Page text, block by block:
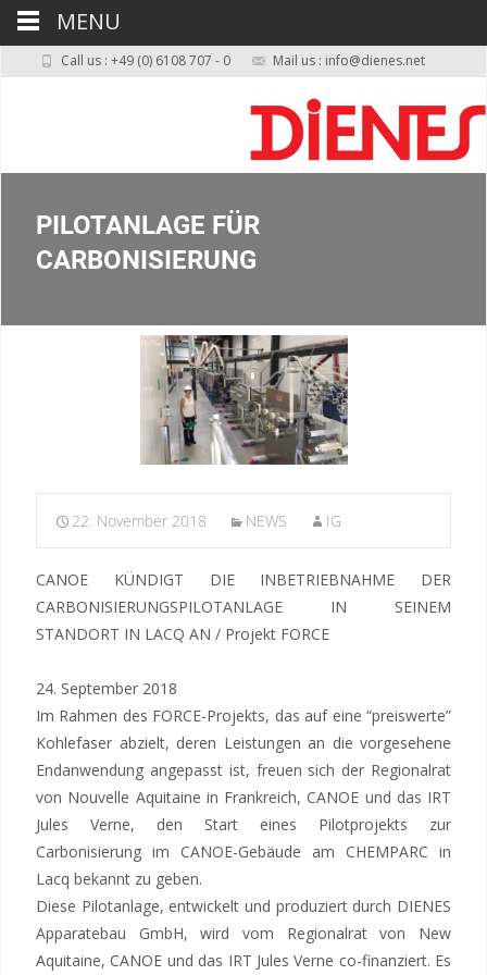
Call us : +49 (0) 6108 707 - 0 Mail us : info@dienes.net
PILOTANLAGE FÜR
CARBONISIERUNG
22. November 2018 NEWS IG
CANOE KÜNDIGT DIE INBETRIEBNAHME DER
CARBONISIERUNGSPILOTANLAGE IN SEINEM
STANDORT IN LACQ AN / Projekt FORCE
24. September 2018
Im Rahmen des FORCE-Projekts, das auf eine “preiswerte”
Kohlefaser abzielt, deren Leistungen an die vorgesehene
Endanwendung angepasst ist, freuen sich der Regionalrat
von Nouvelle Aquitaine in Frankreich, CANOE und das IRT
Jules Verne, den Start eines Pilotprojekts zur
Carbonisierung im CANOE-Gebäude am CHEMPARC in
Lacq bekannt zu geben.
Diese Pilotanlage, entwickelt und produziert durch DIENES
Apparatebau GmbH, wird vom Regionalrat von New
Aquitaine, CANOE und das IRT Jules Verne co-finanziert. Es
MENU